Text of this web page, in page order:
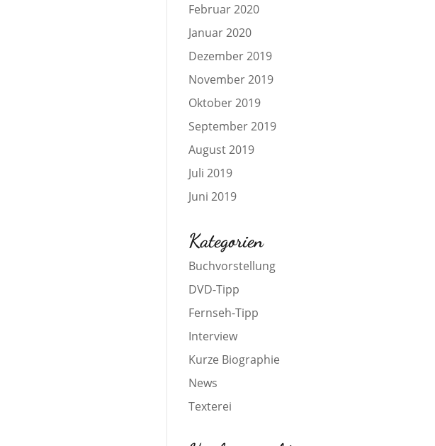
Februar 2020
Januar 2020
Dezember 2019
November 2019
Oktober 2019
September 2019
August 2019
Juli 2019
Juni 2019
Kategorien
Buchvorstellung
DVD-Tipp
Fernseh-Tipp
Interview
Kurze Biographie
News
Texterei